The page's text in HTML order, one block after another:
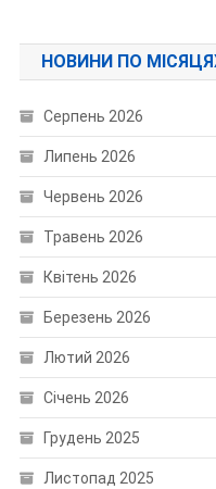
НОВИНИ ПО
Серпень 2026
Липень 2026
Червень 2026
Травень 2026
Квітень 2026
Березень 2026
Лютий 2026
Січень 2026
Грудень 2025
Листопад 2025